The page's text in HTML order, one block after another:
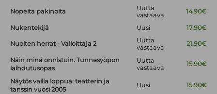
Nopeita pakinoita
Uutta
vastaava
14.90€
Nukentekijä Uusi 17.90€
Nuolten herrat - Valloittaja 2
Uutta
vastaava
21.90€
Näin minä onnistuin. Tunnesyöpön
laihdutusopas
Uutta
vastaava
15.90€
Näytös vailla loppua: teatterin ja
tanssin vuosi 2005
Uusi 15.90€